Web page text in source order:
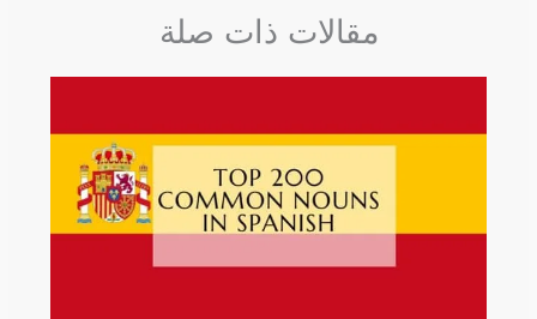
مقالات ذات صلة